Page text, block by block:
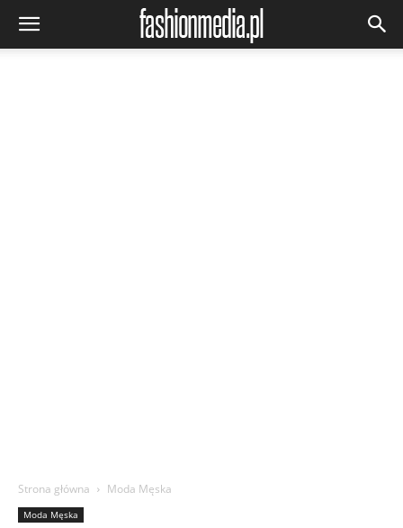
Strona główna Moda Męska
Moda Męska